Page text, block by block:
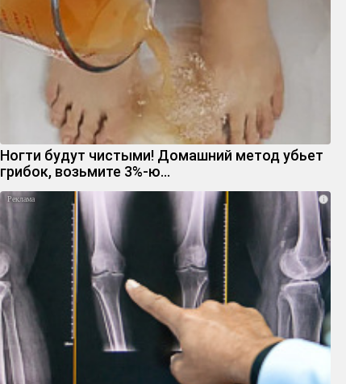
Ногти будут чистыми! Домашний метод убьет
грибок, возьмите 3%-ю…
i